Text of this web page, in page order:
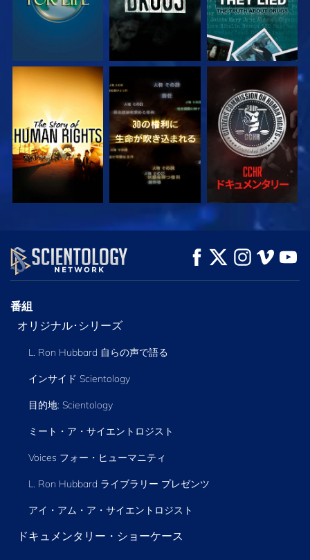
観る 観る 観る
観る シリーズを探求
番組
オリジナル･シリーズ
L. Ron Hubbard 自らの声で語る
インサイド Scientology
目的地: Scientology
ミート・ア・サイエントロジスト
Voices フォー・ヒューマニティ
L. Ron Hubbard ライブラリー プレゼンツ
アイ・アム・ア・サイエントロジスト
ドキュメンタリー・ショーケース